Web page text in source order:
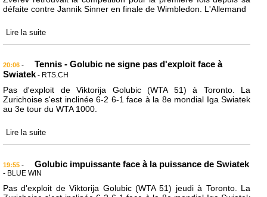
défaite contre Jannik Sinner en finale de Wimbledon. L'Allemand
Lire la suite
20:06 -
Tennis - Golubic ne signe pas d'exploit face à
Swiatek - RTS.CH
Pas d'exploit de Viktorija Golubic (WTA 51) à Toronto. La
Zurichoise s'est inclinée 6-2 6-1 face à la 8e mondial Iga Swiatek
au 3e tour du WTA 1000.
Lire la suite
19:55 - Golubic impuissante face à la puissance de Swiatek
- BLUE WIN
Pas d'exploit de Viktorija Golubic (WTA 51) jeudi à Toronto. La